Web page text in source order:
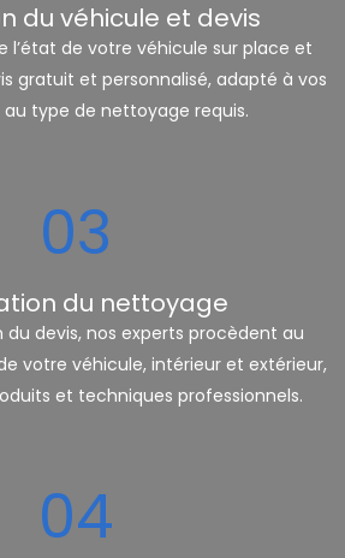
du véhicule et devis
l’état de votre véhicule sur place et
gratuit et personnalisé, adapté à vos
type de nettoyage requis.
03
du nettoyage
devis, nos experts procèdent au
votre véhicule, intérieur et extérieur,
et techniques professionnels.
04